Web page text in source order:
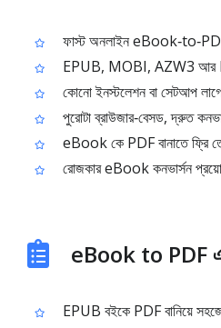
ফাস্ট অনলাইন
EPUB, MOBI, AZW3 আর
কোনো ইনস্টলেশন বা সেটআপ
পুরোটা ব্রাউজার‑বেসড, দ্রুত
eBook কে PDF বানাতে ফ্রি
রোজকার eBook কনভার্সন
eBook to PDF
EPUB বইকে PDF বানিয়ে সহজে